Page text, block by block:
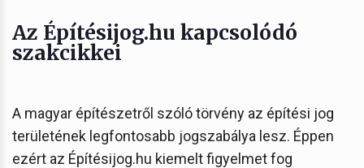
Az Építésijog.hu kapcsolódó
szakcikkei
A magyar építészetről szóló törvény az építési jog
területének legfontosabb jogszabálya lesz. Éppen
ezért az Építésijog.hu kiemelt figyelmet fog